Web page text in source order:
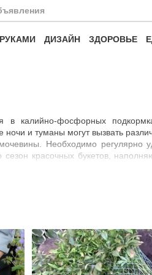
ДИЗАЙН ЗДОРОВЬЕ
калийно-фосфорных
и туманы могут вызвать
Необходимо регулярно
сезон красочных букетов,
поросль, а на хорошо
урожая на будущий год.
заболеваний. В конце
улучшения циркуляции воздуха.